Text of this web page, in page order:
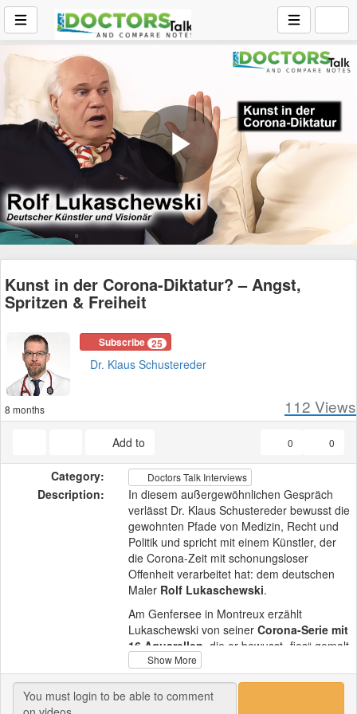
Play
Video
Kunst in der Corona-Diktatur? – Angst,
Spritzen & Freiheit
Subscribe 25
Dr. Klaus Schustereder
8 months 112 Views
Add to 0
0
Category: Doctors Talk Interviews
Description:
In diesem außergewöhnlichen Gespräch
verlässt Dr. Klaus Schustereder bewusst die
gewohnten Pfade von Medizin, Recht und
Politik und spricht mit einem Künstler, der
die Corona-Zeit mit schonungsloser
Offenheit verarbeitet hat: dem deutschen
Maler Rolf Lukaschewski.
Am Genfersee in Montreux erzählt
Lukaschewski von seinerCorona-Serie mit
16 Aquarellen , die er bewusst „fies“ gemalt
hat – als künstlerische Antwort auf
Angstkampagnen, Maskenpflicht und den
massiven Druck zur Impfung. Er beschreibt,
Show More